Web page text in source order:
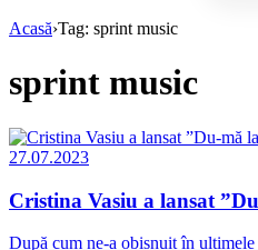
Acasă›Tag: sprint music
sprint music
27.07.2023
Cristina Vasiu a lansat
După cum ne-a obișnuit în ultimele